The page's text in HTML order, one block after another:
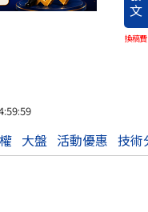
文
換稿費
大盤 活動優惠 技術